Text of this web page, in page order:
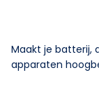
Maakt je batterij,
apparaten